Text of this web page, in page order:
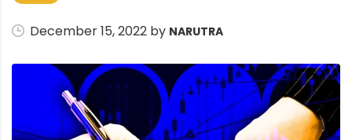
December 15, 2022 by NARUTRA